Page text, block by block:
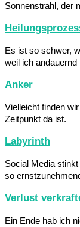
Sonnenstrahl, der
Es ist so schwer,
weil ich andauernd
Anker
Vielleicht finden
Zeitpunkt da ist.
Labyrinth
Social Media
so
Verlust
Ein Ende hab ich